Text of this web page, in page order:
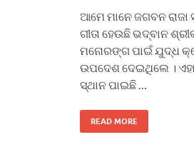
ଆମେ ମାନେ ଜଗବନ
ଗୀତା ହେଉଛି ଭଦ୍‌ବାନ
ମନୋରଙ୍ଗ ପାଇଁ ଯୁଦ୍ଧ
ଉପଦେଶ ଦେଇଥିଲେ ।
ସ୍ଥାନ ପାଇଛି …
READ MORE